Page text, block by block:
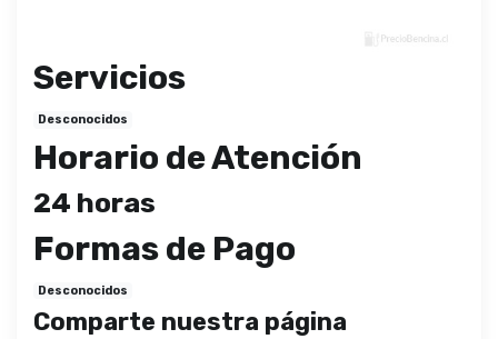
Servicios
Desconocidos
Horario de Atención
24 horas
Formas de Pago
Desconocidos
Comparte nuestra página